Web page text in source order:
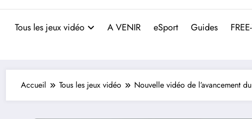
Tous les jeux vidéo A VENIR eSport Guides
Accueil Tous les jeux vidéo Nouvelle vidéo de l’avancement